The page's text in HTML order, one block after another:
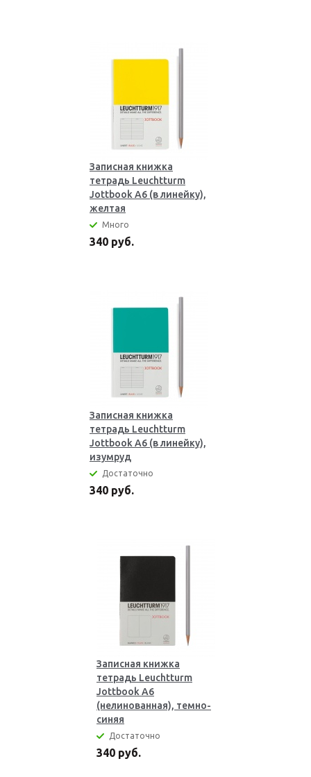
Записная книжка
тетрадь Leuchtturm
Jottbook А6 (в линейку),
желтая
Много
340 руб.
Записная книжка
тетрадь Leuchtturm
Jottbook А6 (в линейку),
изумруд
Достаточно
340 руб.
Записная книжка
тетрадь Leuchtturm
Jottbook А6
(нелинованная), темно-
синяя
Достаточно
340 руб.